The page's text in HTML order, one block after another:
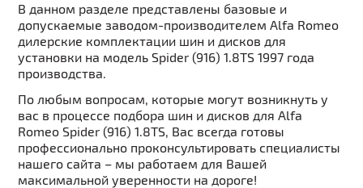
В данном разделе представлены базовые и
допускаемые заводом-производителем Alfa Romeo
дилерские комплектации шин и дисков для
установки на модель Spider (916) 1.8TS 1997 года
производства.
По любым вопросам, которые могут возникнуть у
вас в процессе подбора шин и дисков для Alfa
Romeo Spider (916) 1.8TS, Вас всегда готовы
профессионально проконсультировать специалисты
нашего сайта – мы работаем для Вашей
максимальной уверенности на дороге!